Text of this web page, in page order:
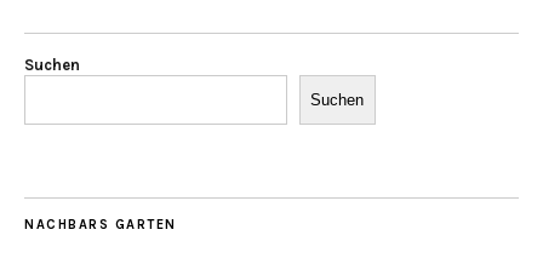
Suchen
Suchen
NACHBARS GARTEN